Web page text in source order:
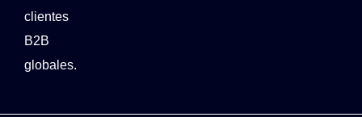
clientes
B2B
globales.